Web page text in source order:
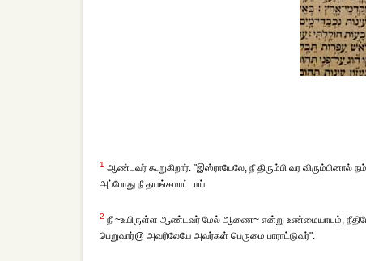
1 ஆண்டவர் கூறுகிறார்: "இஸ்ராயேலே, நீ திரும்பி வர விரும்பினால்
அப்போது நீ தயங்கமாட்டாய்.
2 நீ ~உயிருள்ள ஆண்டவர் மேல் ஆணை~ என்று உண்மையாயும்,
பெறுவார்@ அவரிலேயே அவர்கள் பெருமை பாராட்டுவர்".